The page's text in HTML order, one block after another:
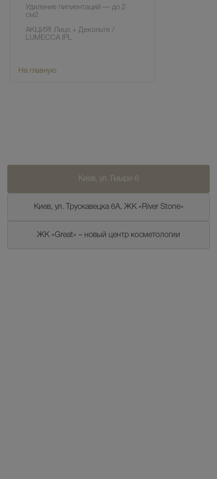
Удаление пигментаций — до 2
см2
АКЦИЯ! Лицо + Декольте /
LUMECCA IPL
На главную
Киев, ул. Гмыри 6
Киев, ул. Трускавецка 6А, ЖК «River Stone»
ЖК «Great» – новый центр косметологии